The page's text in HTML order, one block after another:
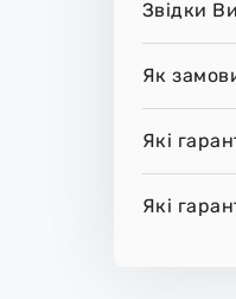
Звідки
Як
Які
Які